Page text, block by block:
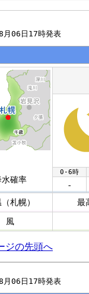
月06日17時発表
水確率
0-6時
-
札幌）
最
風
ジの先頭へ
月06日17時発表